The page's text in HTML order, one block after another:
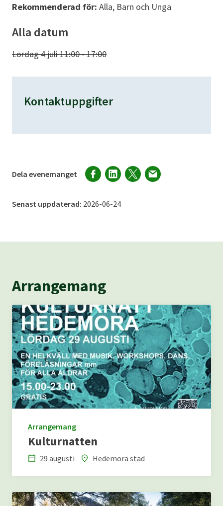
Rekommenderad för: Alla, Barn och Unga
Alla datum
Lördag 4 juli 11:00 - 17:00
Kontaktuppgifter
Dela evenemanget
Senast uppdaterad: 2026-06-24
Arrangemang
Arrangemang
Kulturnatten
29 augusti
Hedemora stad